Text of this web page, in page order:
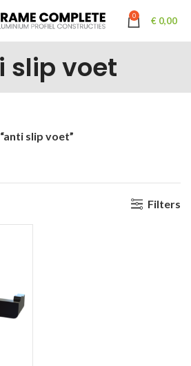
0 € 0,00
slip voet
slip voet”
Filters